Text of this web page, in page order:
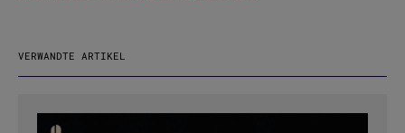
VERWANDTE ARTIKEL